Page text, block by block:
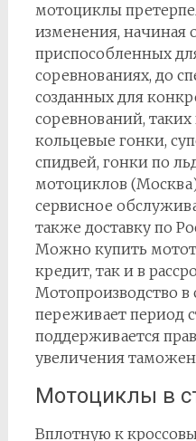
мотоциклы
изменения, начиная
приспособленных
соревнованиях, до
созданных для
соревнований,
кольцевые гонки,
спидвей, гонки по
мотоциклов
сервисное
также доставку по
Можно купить
кредит, так и в
Мотопроизводство в
переживает период
поддерживается
увеличения
Мотоциклы в
Вплотную к